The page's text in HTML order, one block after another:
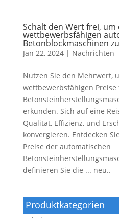
Schalt den Wert frei, um
wettbewerbsfähigen
Betonblockmaschinen
Jan 22, 2024| Nachrichten
Nutzen Sie den Mehrwert,
wettbewerbsfähigen
erkunden. Sich auf eine
Qualität, Effizienz, und
konvergieren. Entdecken
Preise der automatischen
definieren Sie die ... neu..
Produktkategorien